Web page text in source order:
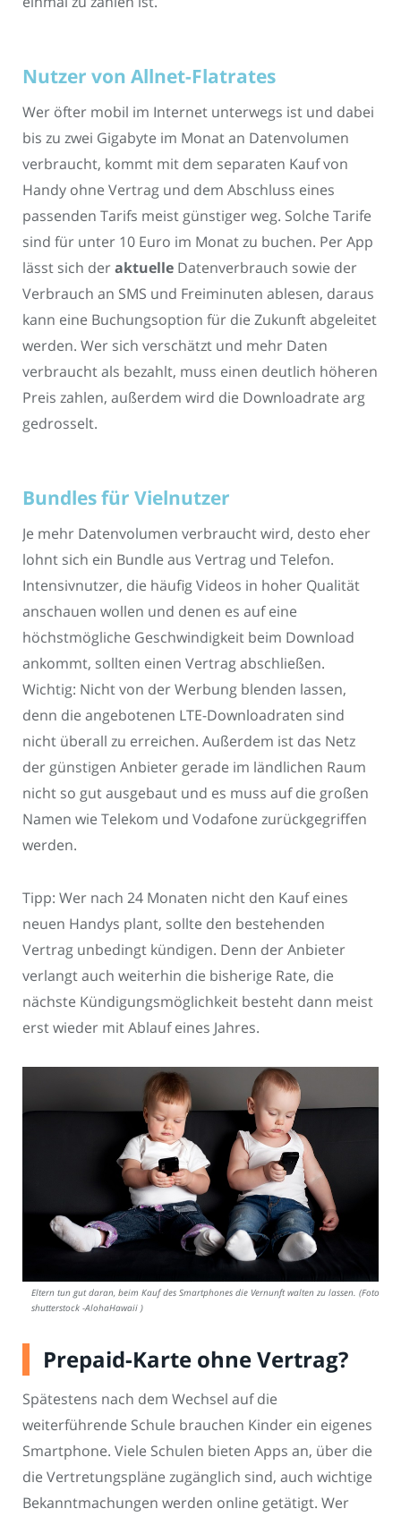
Nutzer von Allnet-Flatrates
Wer öfter mobil im Internet unterwegs ist und dabei
bis zu zwei Gigabyte im Monat an Datenvolumen
verbraucht, kommt mit dem separaten Kauf von
Handy ohne Vertrag und dem Abschluss eines
passenden Tarifs meist günstiger weg. Solche Tarife
sind für unter 10 Euro im Monat zu buchen. Per App
lässt sich deraktuelle Datenverbrauch sowie der
Verbrauch an SMS und Freiminuten ablesen, daraus
kann eine Buchungsoption für die Zukunft abgeleitet
werden. Wer sich verschätzt und mehr Daten
verbraucht als bezahlt, muss einen deutlich höheren
Preis zahlen, außerdem wird die Downloadrate arg
gedrosselt.
Bundles für Vielnutzer
Je mehr Datenvolumen verbraucht wird, desto eher
lohnt sich ein Bundle aus Vertrag und Telefon.
Intensivnutzer, die häufig Videos in hoher Qualität
anschauen wollen und denen es auf eine
höchstmögliche Geschwindigkeit beim Download
ankommt, sollten einen Vertrag abschließen.
Wichtig: Nicht von der Werbung blenden lassen,
denn die angebotenen LTE-Downloadraten sind
nicht überall zu erreichen. Außerdem ist das Netz
der günstigen Anbieter gerade im ländlichen Raum
nicht so gut ausgebaut und es muss auf die großen
Namen wie Telekom und Vodafone zurückgegriffen
werden.
Tipp: Wer nach 24 Monaten nicht den Kauf eines
neuen Handys plant, sollte den bestehenden
Vertrag unbedingt kündigen. Denn der Anbieter
verlangt auch weiterhin die bisherige Rate, die
nächste Kündigungsmöglichkeit besteht dann meist
erst wieder mit Ablauf eines Jahres.
Eltern tun gut daran, beim Kauf des Smartphones die Vernunft walten zu lassen. (Foto:
shutterstock -AlohaHawaii )
Prepaid-Karte ohne Vertrag?
Spätestens nach dem Wechsel auf die
weiterführende Schule brauchen Kinder ein eigenes
Smartphone. Viele Schulen bieten Apps an, über die
die Vertretungspläne zugänglich sind, auch wichtige
Bekanntmachungen werden online getätigt. Wer